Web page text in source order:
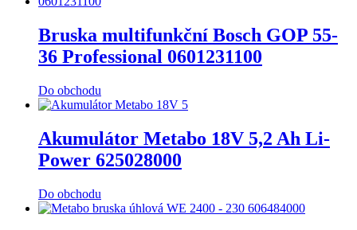
Bruska multifunkční Bosch GOP 55-
36 Professional 0601231100
Do obchodu
Akumulátor Metabo 18V 5,2 Ah Li-
Power 625028000
Do obchodu